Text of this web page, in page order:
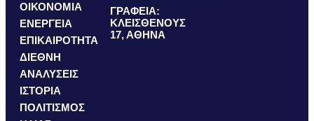
ΟΙΚΟΝΟΜΙΑ
ΕΝΕΡΓΕΙΑ
ΕΠΙΚΑΙΡΟΤΗΤΑ
ΔΙΕΘΝΗ
ΑΝΑΛΥΣΕΙΣ
ΙΣΤΟΡΙΑ
ΠΟΛΙΤΙΣΜΟΣ
ΓΡΑΦΕΙΑ:
ΚΛΕΙΣΘΕΝΟΥΣ
17, ΑΘΗΝΑ